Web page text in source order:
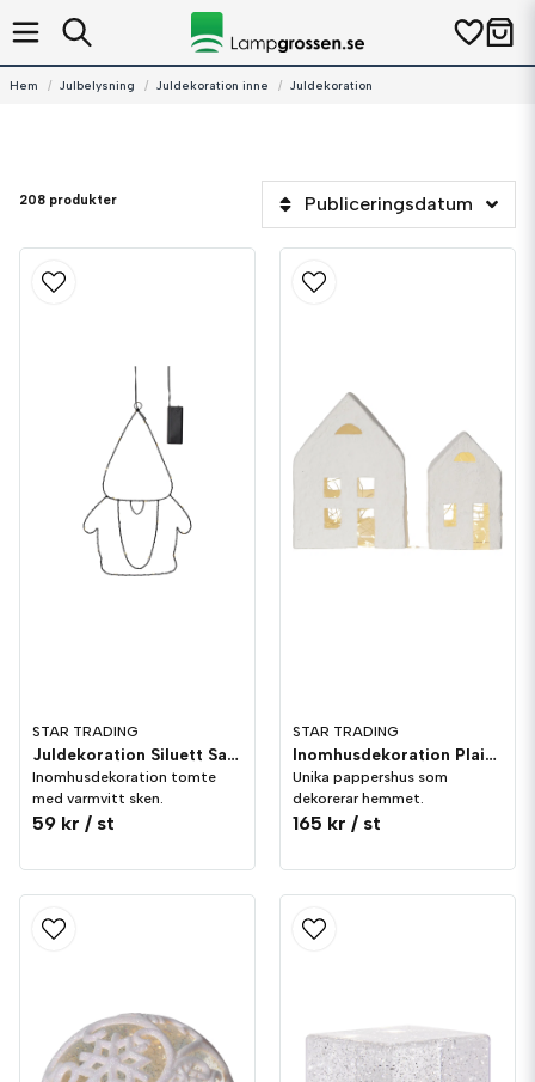
Hem Julbelysning Juldekoration inne Juldekoration
208 produkter Publiceringsdatum
STAR TRADING
Juldekoration Siluett Santa 37cm
Inomhusdekoration tomte
med varmvitt sken.
59 kr / st
STAR TRADING
Inomhusdekoration Plain Pappershus
Unika pappershus som
dekorerar hemmet.
165 kr / st